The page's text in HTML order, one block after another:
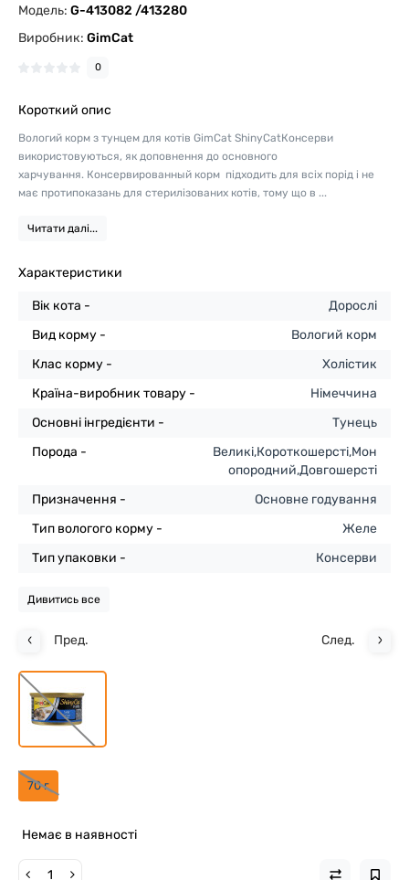
Модель: G-413082 /413280
Виробник: GimCat
0
Короткий опис
Вологий корм з тунцем для котів GimСаt ShinyCatКонсерви
використовуються, як доповнення до основного
харчування. Консервированный корм підходить для всіх порід і не
має протипоказань для стерилізованих котів, тому що в ...
Читати далі...
Характеристики
Вік кота -
Дорослі
Вид корму -
Вологий корм
Клас корму -
Холістик
Країна-виробник товару -
Німеччина
Основні інгредієнти -
Тунець
Порода -
Великі,Короткошерсті,Мон
опородний,Довгошерсті
Призначення -
Основне годування
Тип вологого корму -
Желе
Тип упаковки -
Консерви
Дивитись все
Пред. След.
70 г
Немає в наявності